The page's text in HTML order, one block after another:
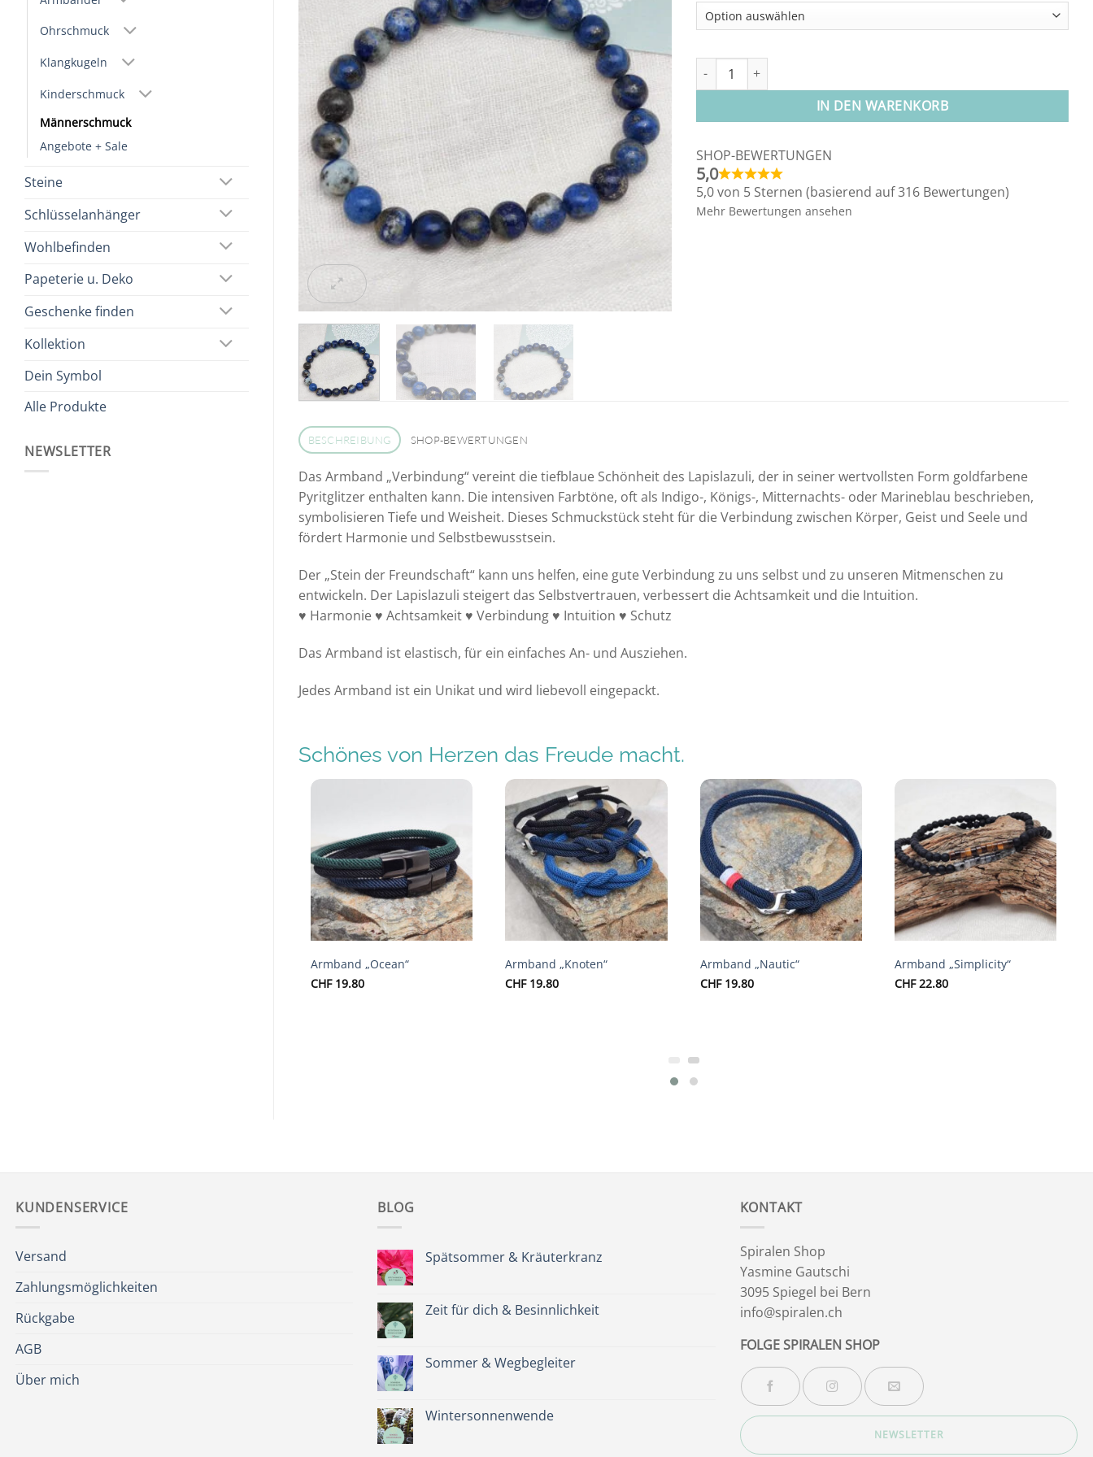
Ohrschmuck
Klangkugeln
Kinderschmuck
Männerschmuck
Angebote + Sale
Steine
Schlüsselanhänger
Wohlbefinden
Papeterie u. Deko
Geschenke finden
Kollektion
Dein Symbol
Alle Produkte
NEWSLETTER
Armband "Verbindung" Menge
IN DEN WARENKORB
SHOP-BEWERTUNGEN
5,0
5,0 von 5 Sternen (basierend auf 316 Bewertungen)
Mehr Bewertungen ansehen
BESCHREIBUNG SHOP-BEWERTUNGEN
Das Armband „Verbindung“ vereint die tiefblaue Schönheit des Lapislazuli, der in seiner wertvollsten Form goldfarbene
Pyritglitzer enthalten kann. Die intensiven Farbtöne, oft als Indigo-, Königs-, Mitternachts- oder Marineblau beschrieben,
symbolisieren Tiefe und Weisheit. Dieses Schmuckstück steht für die Verbindung zwischen Körper, Geist und Seele und
fördert Harmonie und Selbstbewusstsein.
Der „Stein der Freundschaft“ kann uns helfen, eine gute Verbindung zu uns selbst und zu unseren Mitmenschen zu
entwickeln. Der Lapislazuli steigert das Selbstvertrauen, verbessert die Achtsamkeit und die Intuition.
♥ Harmonie ♥ Achtsamkeit ♥ Verbindung ♥ Intuition ♥ Schutz
Das Armband ist elastisch, für ein einfaches An- und Ausziehen.
Jedes Armband ist ein Unikat und wird liebevoll eingepackt.
Schönes von Herzen das Freude macht.
Auf die
Wunschliste
Armband „Ocean“
CHF19.80
Auf die
Wunschliste
Armband „Knoten“
CHF19.80
Auf die
Wunschliste
Armband „Nautic“
CHF19.80
Auf die
Wunschliste
Armband „Simplicity“
CHF22.80
KUNDENSERVICE
Versand
Zahlungsmöglichkeiten
Rückgabe
AGB
Über mich
BLOG
Spätsommer & Kräuterkranz
Spätsommer
&
Zeit für dich & Besinnlichkeit
Zeit
für
Sommer & Wegbegleiter
Sommer
&
Wintersonnenwende
KONTAKT
Spiralen Shop
Yasmine Gautschi
3095 Spiegel bei Bern
info@spiralen.ch
FOLGE SPIRALEN SHOP
NEWSLETTER